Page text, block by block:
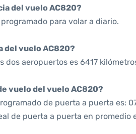
del vuelo AC820?
para volar a diario.
del vuelo AC820?
dos aeropuertos es 6417
vuelo del vuelo AC820?
de puerta a puerta es:
de puerta a puerta en promedio